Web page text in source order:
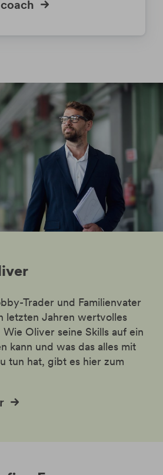
Trader und Familienvater
letzten Jahren wertvolles
Oliver seine Skills auf ein
kann und was das alles mit
tun hat, gibt es hier zum